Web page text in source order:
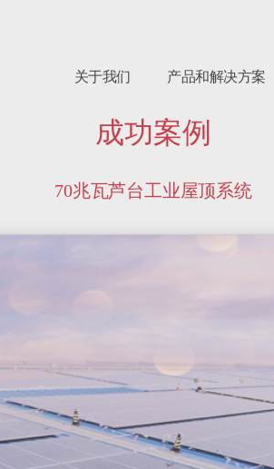
关于我们 产品和解决方案
成功案例
70兆瓦芦台工业屋顶系统